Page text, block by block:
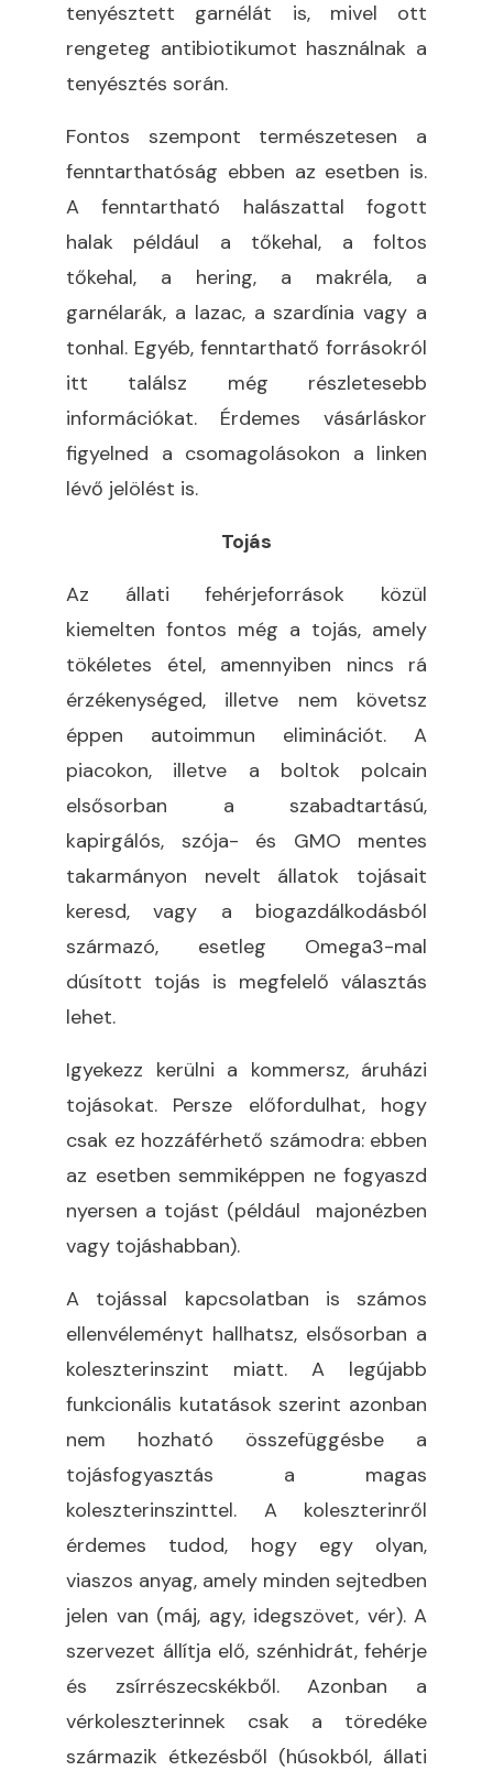
tenyésztett garnélát is, mivel ott
rengeteg antibiotikumot használnak a
tenyésztés során.
Fontos szempont természetesen a
fenntarthatóság ebben az esetben is.
A fenntartható halászattal fogott
halak például a tőkehal, a foltos
tőkehal, a hering, a makréla, a
garnélarák, a lazac, a szardínia vagy a
tonhal. Egyéb, fenntarthatő forrásokról
itt találsz még részletesebb
információkat. Érdemes vásárláskor
figyelned a csomagolásokon a linken
lévő jelölést is.
Tojás
Az állati fehérjeforrások közül
kiemelten fontos még a tojás, amely
tökéletes étel, amennyiben nincs rá
érzékenységed, illetve nem követsz
éppen autoimmun eliminációt. A
piacokon, illetve a boltok polcain
elsősorban a szabadtartású,
kapirgálós, szója- és GMO mentes
takarmányon nevelt állatok tojásait
keresd, vagy a biogazdálkodásból
származó, esetleg Omega3-mal
dúsított tojás is megfelelő választás
lehet.
Igyekezz kerülni a kommersz, áruházi
tojásokat. Persze előfordulhat, hogy
csak ez hozzáférhető számodra: ebben
az esetben semmiképpen ne fogyaszd
nyersen a tojást (például majonézben
vagy tojáshabban).
A tojással kapcsolatban is számos
ellenvéleményt hallhatsz, elsősorban a
koleszterinszint miatt. A legújabb
funkcionális kutatások szerint azonban
nem hozható összefüggésbe a
tojásfogyasztás a magas
koleszterinszinttel. A koleszterinről
érdemes tudod, hogy egy olyan,
viaszos anyag, amely minden sejtedben
jelen van (máj, agy, idegszövet, vér). A
szervezet állítja elő, szénhidrát, fehérje
és zsírrészecskékből. Azonban a
vérkoleszterinnek csak a töredéke
származik étkezésből (húsokból, állati